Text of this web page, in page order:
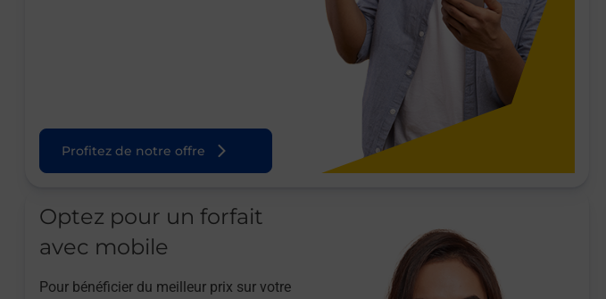
Profitez de notre offre
Optez pour un forfait
avec mobile
Pour bénéficier du meilleur prix sur votre